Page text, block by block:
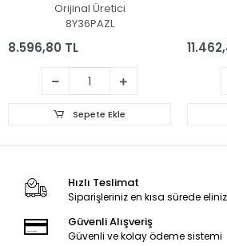
Orijinal Üretici
8Y36PAZL
8.596,80 TL
Sepete Ekle
Hızlı Teslimat
Siparişleriniz en kısa sürede
Güvenli Alışveriş
Güvenli ve kolay ödeme sistemi